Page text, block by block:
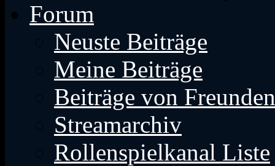
Forum
Neuste Beiträge
Meine Beiträge
Beiträge von Freunden
Streamarchiv
Rollenspielkanal Liste